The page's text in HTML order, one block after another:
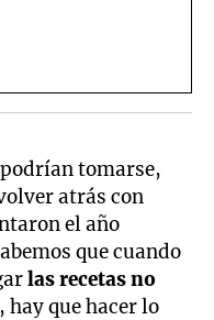
tomarse,
atrás con
el año
que cuando
las recetas no
, hay que hacer lo